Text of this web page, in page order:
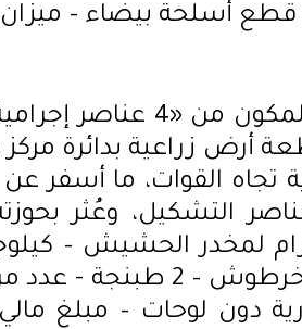
كما تم استهداف التشكيل الثاني،
أرض زراعية بدائرة
تجاه القوات، ما أسفر
البانجو – 15 كيلوجرام لمخدر الحشيش
الهيروين – بندقية خرطوش– 3 فرد